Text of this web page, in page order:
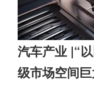
汽车产业 |“
级市场空间